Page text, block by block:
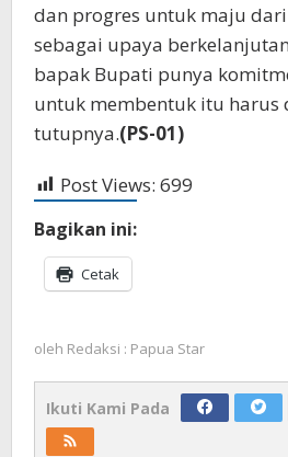
dan progres untuk maju
sebagai upaya
bapak Bupati punya
untuk membentuk itu harus
tutupnya.(PS-01)
Post Views: 699
Bagikan ini:
Cetak
oleh Redaksi : Papua Star
Ikuti Kami Pada